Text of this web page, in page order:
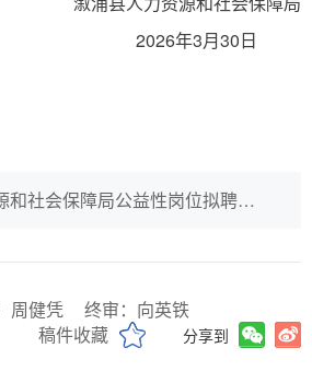
2026年3月30日
溆浦县人力资源和社会保障局公益性岗位拟聘人员名单.docx
周健凭
终审：向英铁
稿件收藏
分享到